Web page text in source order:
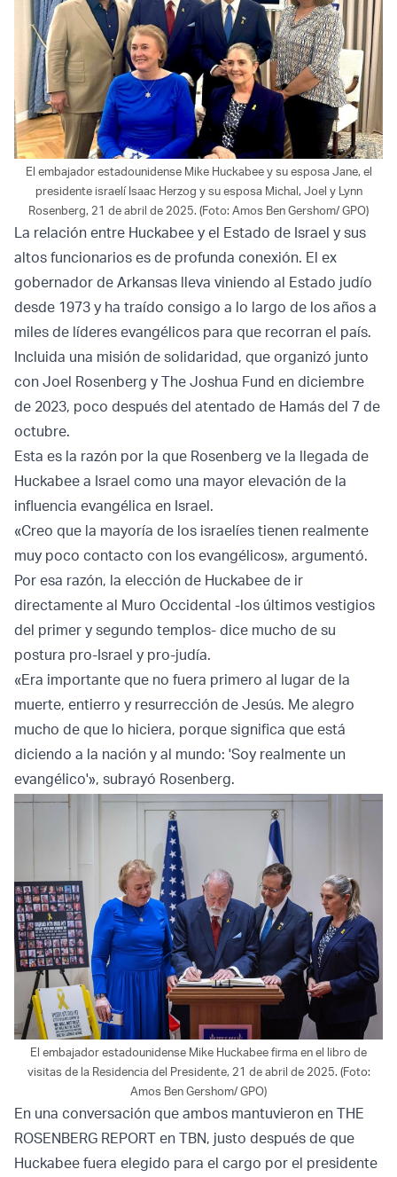
El embajador estadounidense Mike Huckabee y su esposa Jane, el
presidente israelí Isaac Herzog y su esposa Michal, Joel y Lynn
Rosenberg, 21 de abril de 2025. (Foto: Amos Ben Gershom/ GPO)
La relación entre Huckabee y el Estado de Israel y sus
altos funcionarios es de profunda conexión. El ex
gobernador de Arkansas lleva viniendo al Estado judío
desde 1973 y ha traído consigo a lo largo de los años a
miles de líderes evangélicos para que recorran el país.
Incluida una misión de solidaridad, que organizó junto
con Joel Rosenberg y The Joshua Fund en diciembre
de 2023, poco después del atentado de Hamás del 7 de
octubre.
Esta es la razón por la que Rosenberg ve la llegada de
Huckabee a Israel como una mayor elevación de la
influencia evangélica en Israel.
«Creo que la mayoría de los israelíes tienen realmente
muy poco contacto con los evangélicos», argumentó.
Por esa razón, la elección de Huckabee de ir
directamente al Muro Occidental -los últimos vestigios
del primer y segundo templos- dice mucho de su
postura pro-Israel y pro-judía.
«Era importante que no fuera primero al lugar de la
muerte, entierro y resurrección de Jesús. Me alegro
mucho de que lo hiciera, porque significa que está
diciendo a la nación y al mundo: 'Soy realmente un
evangélico'», subrayó Rosenberg.
El embajador estadounidense Mike Huckabee firma en el libro de
visitas de la Residencia del Presidente, 21 de abril de 2025. (Foto:
Amos Ben Gershom/ GPO)
En una conversación que ambos mantuvieron en THE
ROSENBERG REPORT en TBN, justo después de que
Huckabee fuera elegido para el cargo por el presidente